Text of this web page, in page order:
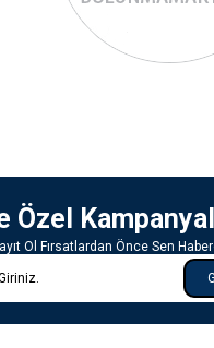
Özel
Ol Fırsatlardan Önce Sen